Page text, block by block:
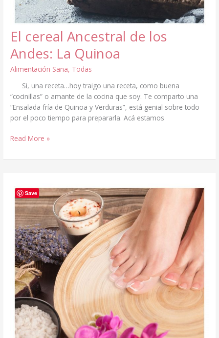
El cereal Ancestral de los
Andes: La Quinoa
Alimentación Sana, Todas
Si, una receta…hoy traigo una receta, como buena
“cocinillas” o amante de la cocina que soy. Te comparto una
“Ensalada fría de Quinoa y Verduras”, está genial sobre todo
por el poco tiempo para prepararla. Acá estamos
El
Ancestral
Andes:
La
Quinoa
Read More »
Save